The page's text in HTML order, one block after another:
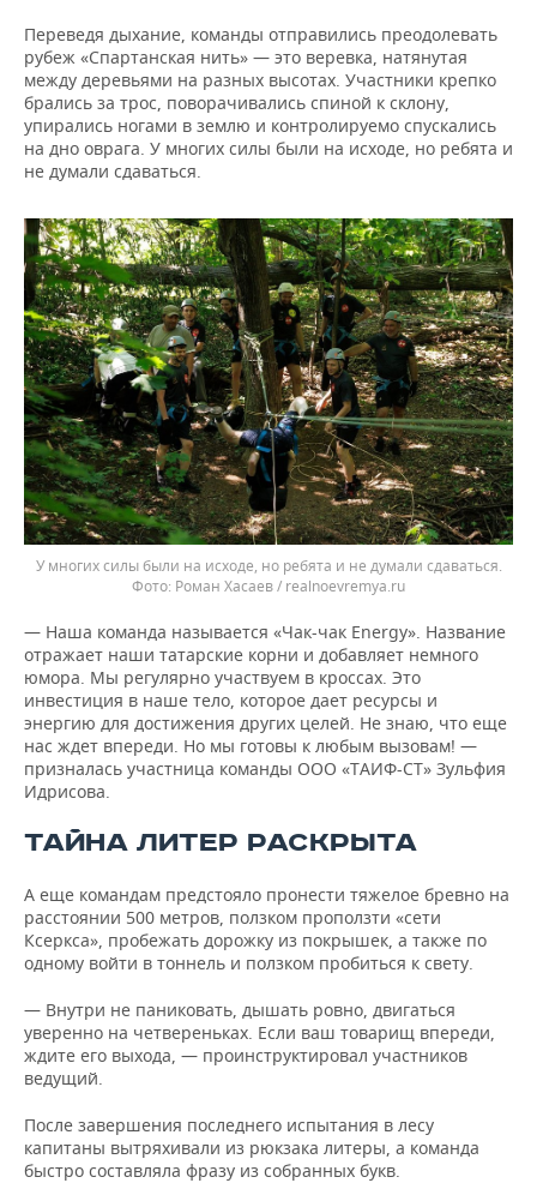
Переведя дыхание, команды отправились преодолевать
рубеж «Спартанская нить» — это веревка, натянутая
между деревьями на разных высотах. Участники крепко
брались за трос, поворачивались спиной к склону,
упирались ногами в землю и контролируемо спускались
на дно оврага. У многих силы были на исходе, но ребята и
не думали сдаваться.
У многих силы были на исходе, но ребята и не думали сдаваться.
Роман Хасаев / realnoevremya.ru
— Наша команда называется «Чак-чак Energy». Название
отражает наши татарские корни и добавляет немного
юмора. Мы регулярно участвуем в кроссах. Это
инвестиция в наше тело, которое дает ресурсы и
энергию для достижения других целей. Не знаю, что еще
нас ждет впереди. Но мы готовы к любым вызовам! —
призналась участница команды ООО «ТАИФ-СТ» Зульфия
Идрисова.
ТАЙНА ЛИТЕР РАСКРЫТА
А еще командам предстояло пронести тяжелое бревно на
расстоянии 500 метров, ползком проползти «сети
Ксеркса», пробежать дорожку из покрышек, а также по
одному войти в тоннель и ползком пробиться к свету.
— Внутри не паниковать, дышать ровно, двигаться
уверенно на четвереньках. Если ваш товарищ впереди,
ждите его выхода, — проинструктировал участников
ведущий.
После завершения последнего испытания в лесу
капитаны вытряхивали из рюкзака литеры, а команда
быстро составляла фразу из собранных букв.